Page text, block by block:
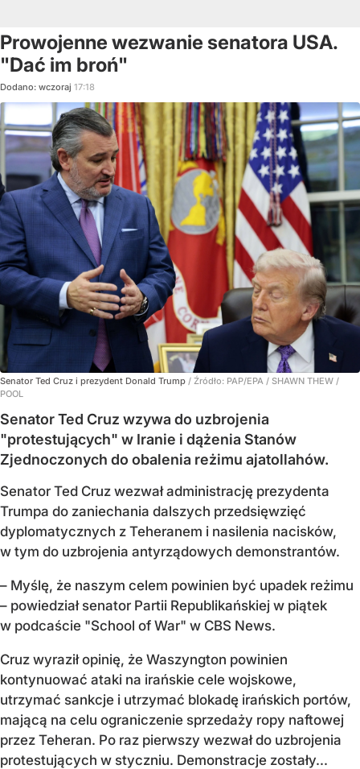
Prowojenne wezwanie senatora USA.
"Dać im broń"
Dodano: wczoraj 17:18
Senator Ted Cruz i prezydent Donald Trump / Źródło: PAP/EPA / SHAWN THEW /
POOL
Senator Ted Cruz wzywa do uzbrojenia
"protestujących" w Iranie i dążenia Stanów
Zjednoczonych do obalenia reżimu ajatollahów.
Senator Ted Cruz wezwał administrację prezydenta
Trumpa do zaniechania dalszych przedsięwzięć
dyplomatycznych z Teheranem i nasilenia nacisków,
w tym do uzbrojenia antyrządowych demonstrantów.
– Myślę, że naszym celem powinien być upadek reżimu
– powiedział senator Partii Republikańskiej w piątek
w podcaście "School of War" w CBS News.
Cruz wyraził opinię, że Waszyngton powinien
kontynuować ataki na irańskie cele wojskowe,
utrzymać sankcje i utrzymać blokadę irańskich portów,
mającą na celu ograniczenie sprzedaży ropy naftowej
przez Teheran. Po raz pierwszy wezwał do uzbrojenia
protestujących w styczniu. Demonstracje zostały...